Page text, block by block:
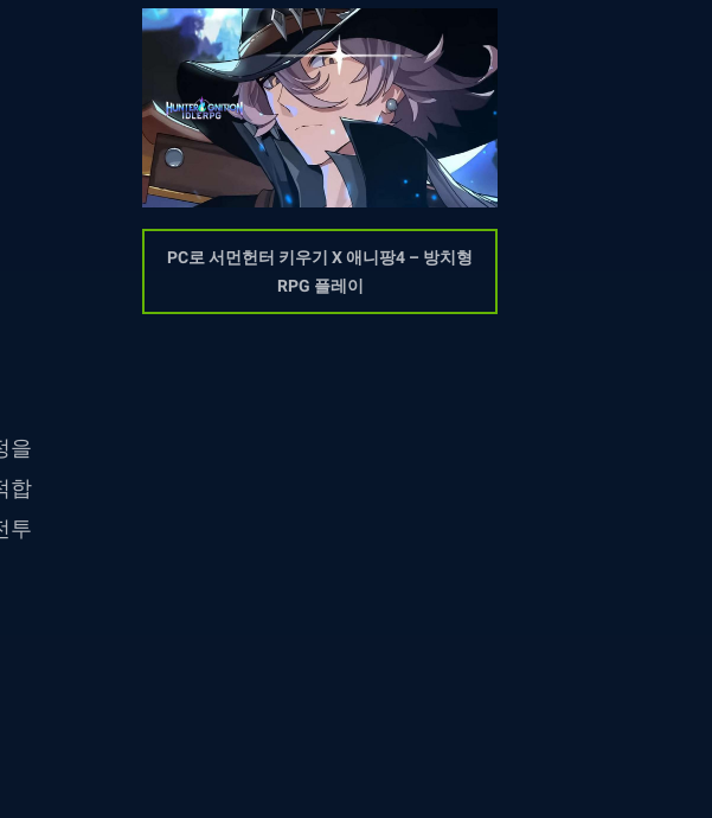
을
합
투
PC로 서먼헌터 키우기 X 애니팡4 – 방치형
RPG 플레이